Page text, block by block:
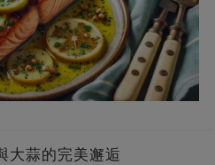
蒜的完美邂逅